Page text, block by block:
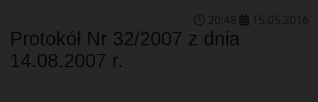
20:48 15.05.2016
Protokół Nr 32/2007 z dnia
14.08.2007 r.